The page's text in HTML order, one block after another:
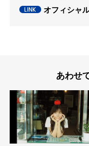
オフィシャ
あわせ